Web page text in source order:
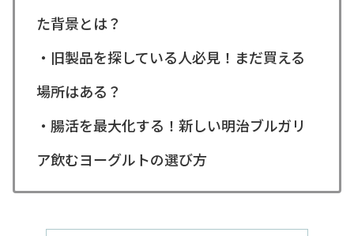
た背景とは？
・旧製品を探している人必見！まだ買える
場所はある？
・腸活を最大化する！新しい明治ブルガリ
ア飲むヨーグルトの選び方